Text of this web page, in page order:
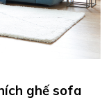
ghế sofa